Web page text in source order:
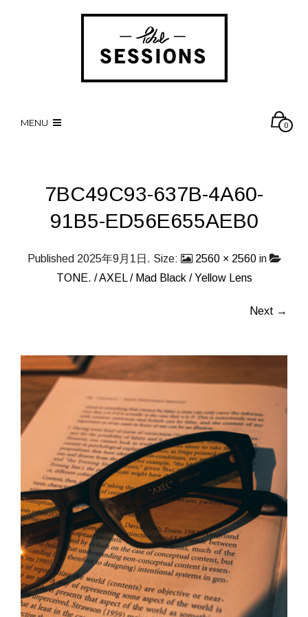
MENU 0
7BC49C93-637B-4A60-
91B5-ED56E655AEB0
Published 2025年9月1日 . Size: 2560 × 2560in
TONE. / AXEL / Mad Black / Yellow Lens
Next →